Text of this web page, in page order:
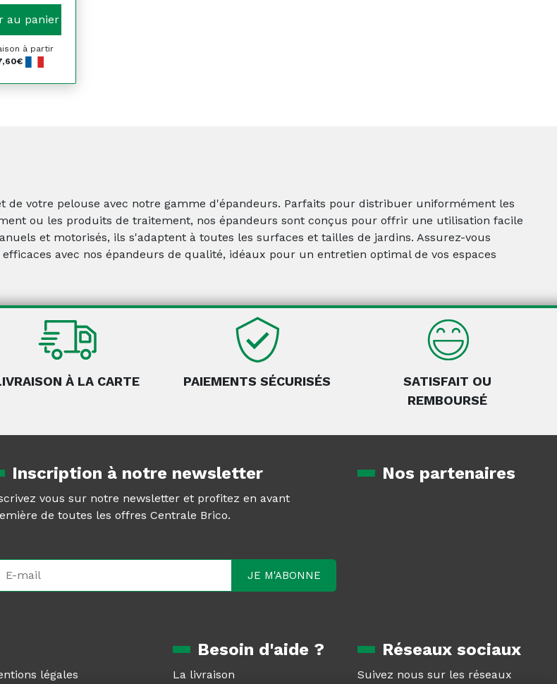
au panier
à partir
de votre pelouse avec notre gamme d'épandeurs. Parfaits pour distribuer uniformément les
ou les produits de traitement, nos épandeurs sont conçus pour offrir une utilisation facile
et motorisés, ils s'adaptent à toutes les surfaces et tailles de jardins. Assurez-vous
avec nos épandeurs de qualité, idéaux pour un entretien optimal de vos espaces
À LA CARTE PAIEMENTS SÉCURISÉS
SATISFAIT OU
REMBOURSÉ
Inscription à notre newsletter
vous sur notre newsletter et profitez en avant
de toutes les offres Centrale Brico.
Nos partenaires
légales
Besoin d'aide ?
La livraison
Réseaux sociaux
Suivez nous sur les réseaux